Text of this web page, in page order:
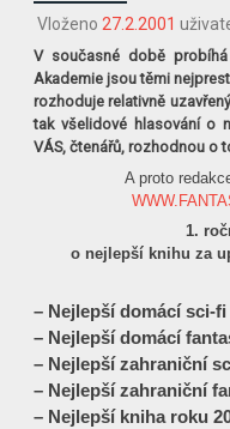
Vloženo 27.2.2001
V současné době
Akademie jsou těmi
rozhoduje relativně
tak všelidové hlasování o
VÁS, čtenářů, rozhodnou o
A proto
1.
o nejlepší knihu za
– Nejlepší domácí sci-fi
– Nejlepší domácí
– Nejlepší zahraniční
– Nejlepší zahraniční
– Nejlepší kniha roku